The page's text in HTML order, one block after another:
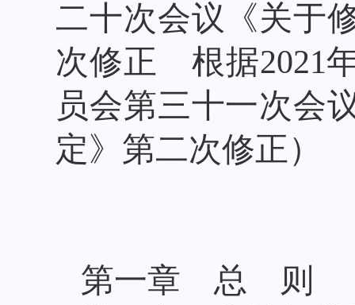
二十次会议《关于
次修正 根据2021
员会第三十一次会
定》第二次修正）
第一章 总 则